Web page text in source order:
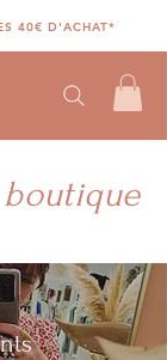
40€ D'ACHAT*
boutique